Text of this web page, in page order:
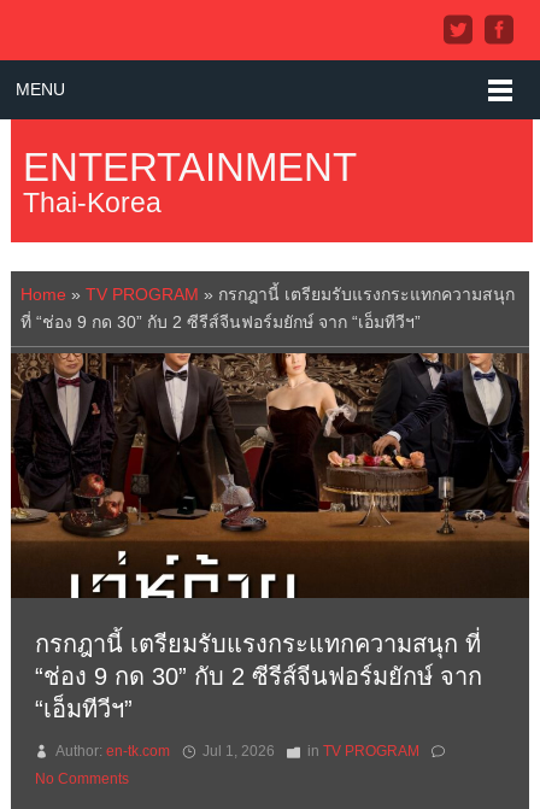
MENU
ENTERTAINMENT
Thai-Korea
Home » TV PROGRAM » กรกฎานี้ เตรียมรับแรงกระแทกความสนุก
ที่ “ช่อง 9 กด 30” กับ 2 ซีรีส์จีนฟอร์มยักษ์ จาก “เอ็มทีวีฯ”
กรกฎานี้ เตรียมรับแรงกระแทกความสนุก ที่
“ช่อง 9 กด 30” กับ 2 ซีรีส์จีนฟอร์มยักษ์ จาก
“เอ็มทีวีฯ”
Author: en-tk.com Jul 1, 2026 in TV PROGRAM
No Comments